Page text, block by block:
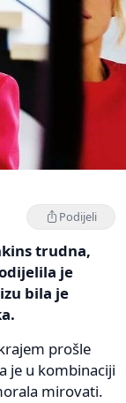
Podijeli
trudna,
je
bila je
prošle
je u kombinaciji
mirovati.